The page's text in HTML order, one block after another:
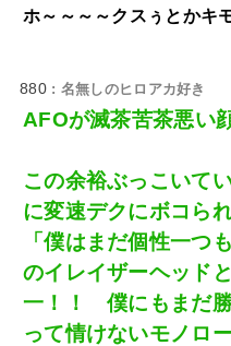
ホ～～～～クスぅとかキ
880 : 名無しのヒロアカ好き
AFOが滅茶苦茶悪い
この余裕ぶっこいて
に変速デクにボコら
「僕はまだ個性一
のイレイザーヘッド
一！！ 僕にもまだ勝
って情けないモノロ